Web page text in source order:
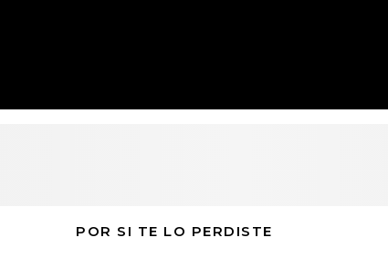
POR SI TE LO PERDISTE